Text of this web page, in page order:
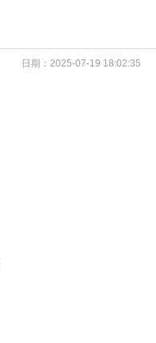
日期：2025-07-19 18:02:35